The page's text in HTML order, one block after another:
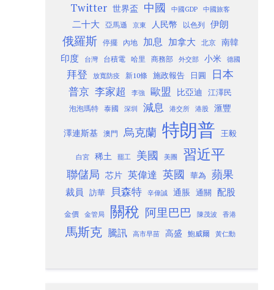
Twitter 世界盃 中國 中國GDP 中國旅客
二十大 亞馬遜 京東 人民幣 以色列 伊朗
俄羅斯 停擺 內地 加息 加拿大 北京
南韓
印度
台灣 台積電 哈里 商務部 外交部 小米 德國
拜登 放寬防疫 新10條 施政報告 日圓 日本
普京 李家超 李強 歐盟 比亞迪 江澤民
泡泡瑪特 泰國 深圳 減息 港交所 港股 滙豐
澤連斯基 澳門 烏克蘭 特朗普 王毅
白宮 稀土 罷工 美國 美團 習近平
聯儲局 芯片 英偉達 英國 華為 蘋果
裁員 訪華 貝森特 辛偉誠 通脹 通關 配股
金價 金管局 關稅 阿里巴巴 陳茂波 香港
馬斯克 騰訊 高市早苗 高盛 鮑威爾 黃仁勳